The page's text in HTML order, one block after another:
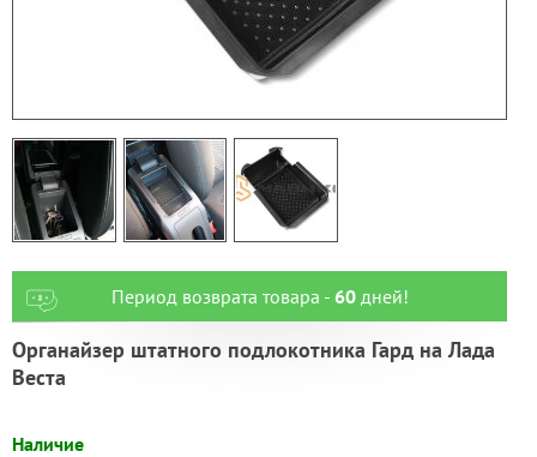
Период возврата товара - 60дней!
Органайзер штатного подлокотника Гард на Лада
Веста
Наличие